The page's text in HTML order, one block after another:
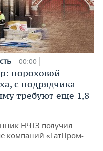
00:00
пороховой
с подрядчика
требуют еще 1,8
НЧТЗ получил
компаний «ТатПром-